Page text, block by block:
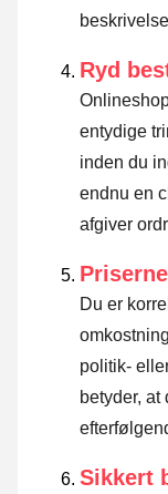
Ryd
entydige
inden du
endnu en
afgiver
Du er
politik-
betyder,
Sikkert